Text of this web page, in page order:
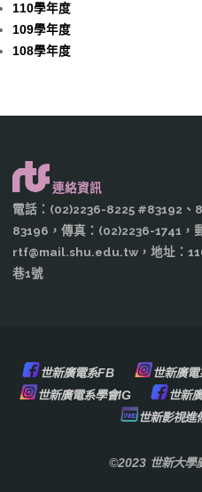
110學年度
109學年度
108學年度
連絡資訊
電話：(02)2236-8225 #83192、
83196，傳真：(02)2236-1741，
rtf@mail.shu.edu.tw，地址：
巷1號
世新廣電系FB 世新廣
世新廣電系學會IG
世新
世新影視進
©2023 世新大學